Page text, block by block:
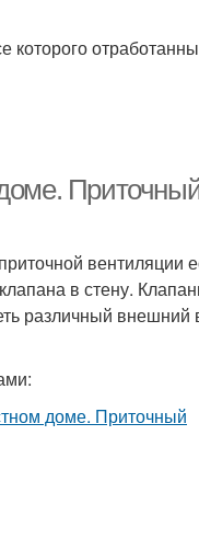
Приточный
вентиляции
в стену.
различный внешний